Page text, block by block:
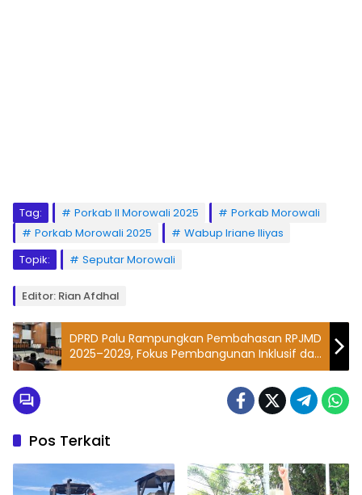
Tag: Porkab II Morowali 2025
Porkab Morowali
Porkab Morowali 2025
Wabup Iriane Iliyas
Topik:
Seputar Morowali
Editor: Rian Afdhal
DPRD Palu Rampungkan Pembahasan RPJMD
2025–2029, Fokus Pembangunan Inklusif dan
Tangguh Bencana
Pos Terkait